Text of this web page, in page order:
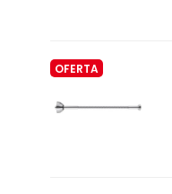
OFERTA